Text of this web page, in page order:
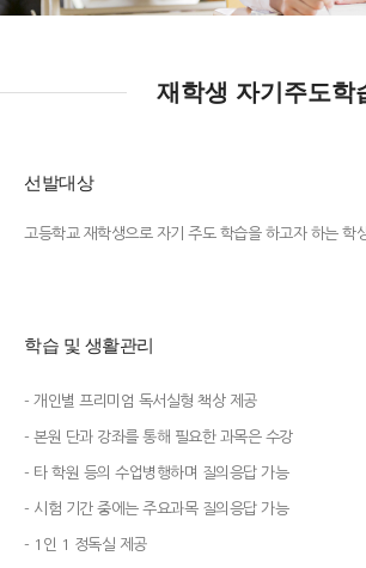
재학생 자기주도학
선발대상
고등학교 재학생으로 자기 주도 학습을 하고자 하는 학
학습 및 생활관리
- 개인별 프리미엄 독서실형 책상 제공
- 본원 단과 강좌를 통해 필요한 과목은 수강
- 타 학원 등의 수업병행하며 질의응답 가능
- 시험 기간 중에는 주요과목 질의응답 가능
- 1인 1 정독실 제공